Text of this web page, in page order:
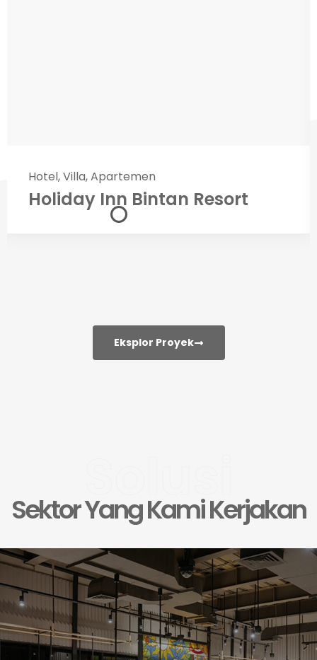
Hotel, Villa, Apartemen
Holiday Inn Bintan Resort
Eksplor Proyek
Sektor Yang Kami Kerjakan